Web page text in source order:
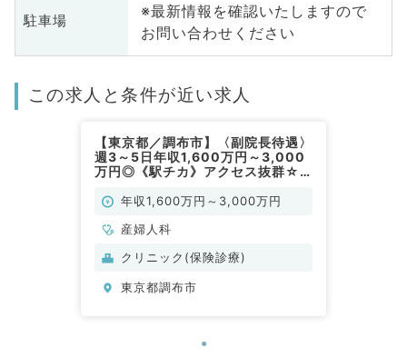
駐車場
※最新情報を確認いたしますので
お問い合わせください
この求人と条件が近い求人
【東京都／調布市】〈副院長待遇〉
週3～5日年収1,600万円～3,000
万円◎《駅チカ》アクセス抜群☆
娩のお仕事です（産婦人科／常勤）
年収1,600万円～3,000万円
産婦人科
クリニック(保険診療)
東京都調布市